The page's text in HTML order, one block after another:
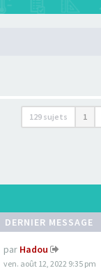
129 sujets 1
DERNIER MESSAGE
par Hadou
ven. août 12, 2022 9:35 pm